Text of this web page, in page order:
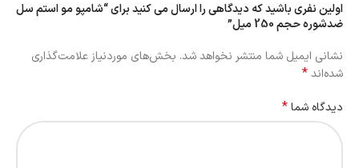
اولین نفری باشید که دیدگاهی را ارسال می کنید برای “شامپو مو استم سل
ضدشوره حجم 250 میل”
نشانی ایمیل شما منتشر نخواهد شد. بخش‌های موردنیاز علامت‌گذاری
شده‌اند*
دیدگاه شما*